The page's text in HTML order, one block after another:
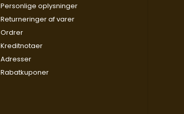
Personlige oplysninger
Returneringer af varer
Ordrer
Kreditnotaer
Adresser
Rabatkuponer